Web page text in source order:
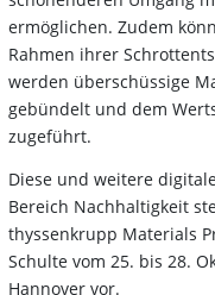
ermöglichen. Zudem
Rahmen ihrer
werden überschüssige
gebündelt und dem
zugeführt.
Diese und weitere
Bereich Nachhaltigkeit
thyssenkrupp Materials
Schulte vom 25. bis 28.
Hannover vor.